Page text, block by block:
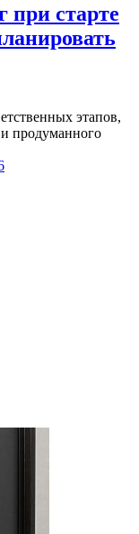
при старте
этапов,
продуманного